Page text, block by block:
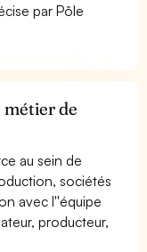
par Pôle
de
au sein de
sociétés
avec l''équipe
producteur,